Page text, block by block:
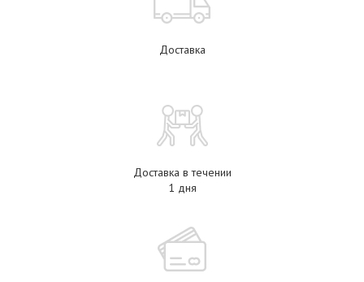
Доставка
Доставка в течении
1 дня